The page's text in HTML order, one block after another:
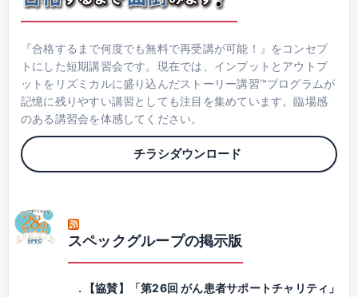
『合格するまで何度でも無料で再受講が可能！』をコンセプ
トにした短期講習会です。現在では、インプットとアウトプ
ットをリズミカルに盛り込んだストーリー講習™プログラムが
記憶に残りやすい講習としても注目を集めています。臨場感
のある講習会を体感してください。
チラシダウンロード
スペックグループの掲示版
【協賛】「第26回 がん患者サポートチャリティ」